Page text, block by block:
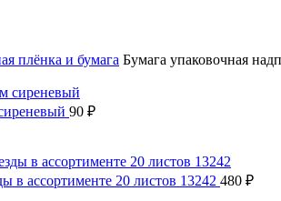
плёнка и бумага Бумага упаковочная
90 ₽
в ассортименте 20 листов 13242 480 ₽